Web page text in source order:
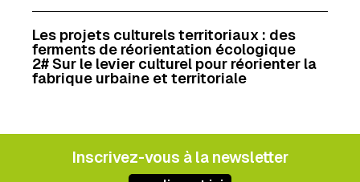
Les projets culturels territoriaux : des
ferments de réorientation écologique
2# Sur le levier culturel pour réorienter la
fabrique urbaine et territoriale
Inscrivez-vous à la newsletter